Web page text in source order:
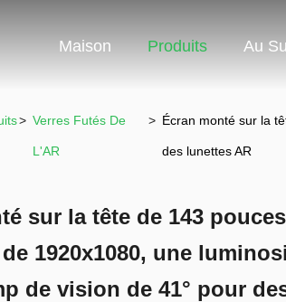
Maison Produits Au
> Verres Futés De
L'AR
> Écran monté sur la
des lunettes AR
sur la tête de 143
1920x1080, une
de vision de 41° pour